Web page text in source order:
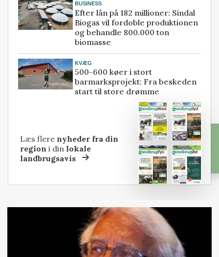
BUSINESS
Efter lån på 182 millioner: Sindal
Biogas vil fordoble produktionen
og behandle 800.000 ton
biomasse
KVÆG
500-600 køer i stort
barmarksprojekt: Fra beskeden
start til store drømme
Læs flere nyheder fra din
region i dinlokale
landbrugsavis